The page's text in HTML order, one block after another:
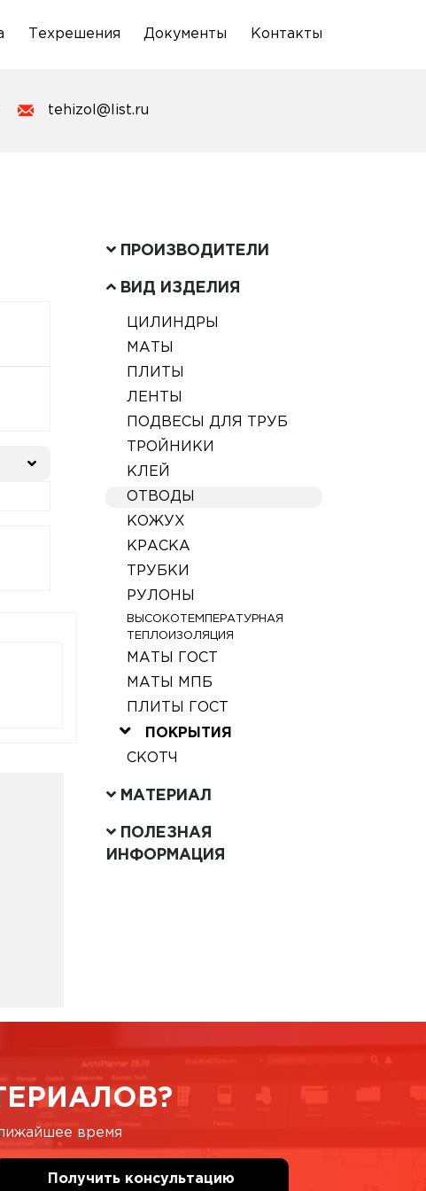
Техрешения Документы Контакты
tehizol@list.ru
ПРОИЗВОДИТЕЛИ
ВИД ИЗДЕЛИЯ
ЦИЛИНДРЫ
МАТЫ
ПЛИТЫ
ЛЕНТЫ
ПОДВЕСЫ ДЛЯ ТРУБ
ТРОЙНИКИ
КЛЕЙ
ОТВОДЫ
КОЖУХ
КРАСКА
ТРУБКИ
РУЛОНЫ
ВЫСОКОТЕМПЕРАТУРНАЯ
ТЕПЛОИЗОЛЯЦИЯ
МАТЫ ГОСТ
МАТЫ МПБ
ПЛИТЫ ГОСТ
ПОКРЫТИЯ
СКОТЧ
МАТЕРИАЛ
ПОЛЕЗНАЯ
ИНФОРМАЦИЯ
время